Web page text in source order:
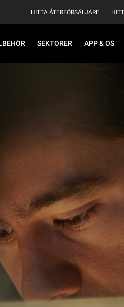
HITTA ÅTERFÖRSÄLJARE
SEKTORER APP & OS